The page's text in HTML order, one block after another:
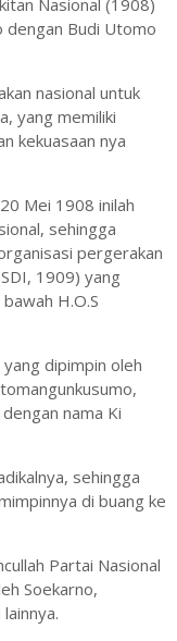
Nasional (1908)
dengan Budi Utomo
nasional untuk
yang memiliki
kekuasaan nya
Mei 1908 inilah
sehingga
pergerakan
1909) yang
H.O.S
dipimpin oleh
nama Ki
sehingga
di buang ke
Partai Nasional
Soekarno,